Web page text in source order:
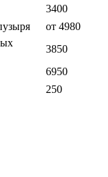
3400
от 4980
3850
6950
250